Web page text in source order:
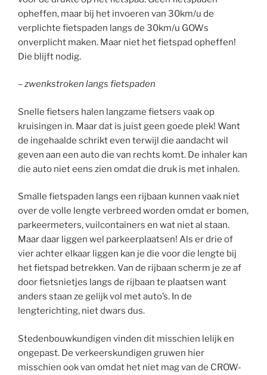
opheffen, maar bij het invoeren van 30km/u de
verplichte fietspaden langs de 30km/u GOWs
onverplicht maken. Maar niet het fietspad opheffen!
Die blijft nodig.
– zwenkstroken langs fietspaden
Snelle fietsers halen langzame fietsers vaak op
kruisingen in. Maar dat is juist geen goede plek! Want
de ingehaalde schrikt even terwijl die aandacht wil
geven aan een auto die van rechts komt. De inhaler kan
die auto niet eens zien omdat die druk is met inhalen.
Smalle fietspaden langs een rijbaan kunnen vaak niet
over de volle lengte verbreed worden omdat er bomen,
parkeermeters, vuilcontainers en wat niet al staan.
Maar daar liggen wel parkeerplaatsen! Als er drie of
vier achter elkaar liggen kan je die voor die lengte bij
het fietspad betrekken. Van de rijbaan scherm je ze af
door fietsnietjes langs de rijbaan te plaatsen want
anders staan ze gelijk vol met auto’s. In de
lengterichting, niet dwars dus.
Stedenbouwkundigen vinden dit misschien lelijk en
ongepast. De verkeerskundigen gruwen hier
misschien ook van omdat het niet mag van de CROW-